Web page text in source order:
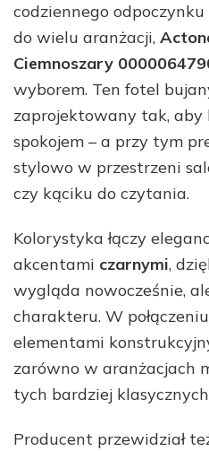
codziennego
do wielu aranżacji,
Ciemnoszary
wyborem. Ten fotel
zaprojektowany tak, aby
spokojem – a przy tym
stylowo w przestrzeni
czy kąciku do czytania.
Kolorystyka łączy
akcentami czarnymi,
wygląda nowocześnie,
charakteru. W
elementami
zarówno w aranżacjach
tych bardziej
Producent przewidział